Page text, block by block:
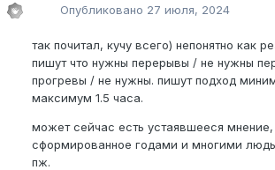
Опубликовано 27 июля, 2024
так почитал, кучу всего) непонятно как
пишут что нужны перерывы / не нужны
прогревы / не нужны. пишут подход
максимум 1.5 часа.
может сейчас есть устаявшееся мнение,
сформированное годами и многими
пж.